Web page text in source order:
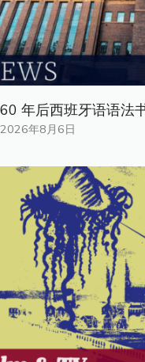
60 年后西班牙语语法
2026年8月6日